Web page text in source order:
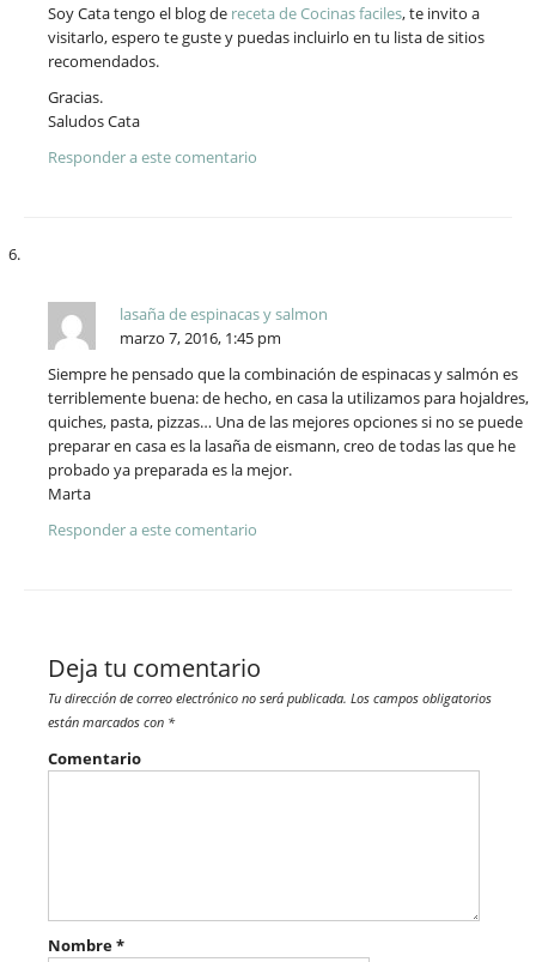
Soy Cata tengo el blog de receta de Cocinas faciles, te invito a
visitarlo, espero te guste y puedas incluirlo en tu lista de sitios
recomendados.
Gracias.
Saludos Cata
Responder a este comentario
lasaña de espinacas y salmon
marzo 7, 2016, 1:45 pm
Siempre he pensado que la combinación de espinacas y salmón es
terriblemente buena: de hecho, en casa la utilizamos para hojaldres,
quiches, pasta, pizzas… Una de las mejores opciones si no se puede
preparar en casa es la lasaña de eismann, creo de todas las que he
probado ya preparada es la mejor.
Marta
Responder a este comentario
Deja tu comentario
Tu dirección de correo electrónico no será publicada. Los campos obligatorios
están marcados con *
Comentario
Nombre*